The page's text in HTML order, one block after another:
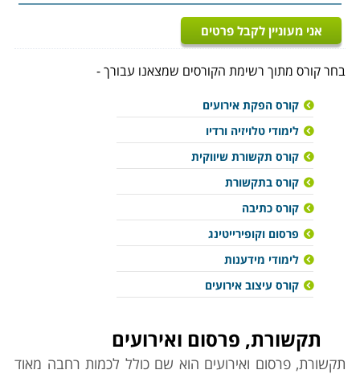
אני מעוניין לקבל פרטים
בחר קורס מתוך רשימת הקורסים שמצאנו עבורך -
קורס הפקת אירועים
לימודי טלויזיה ורדיו
קורס תקשורת שיווקית
קורס בתקשורת
קורס כתיבה
פרסום וקופירייטינג
לימודי מידענות
קורס עיצוב אירועים
תקשורת, פרסום ואירועים
תקשורת, פרסום ואירועים הוא שם כולל לכמות רחבה מאוד